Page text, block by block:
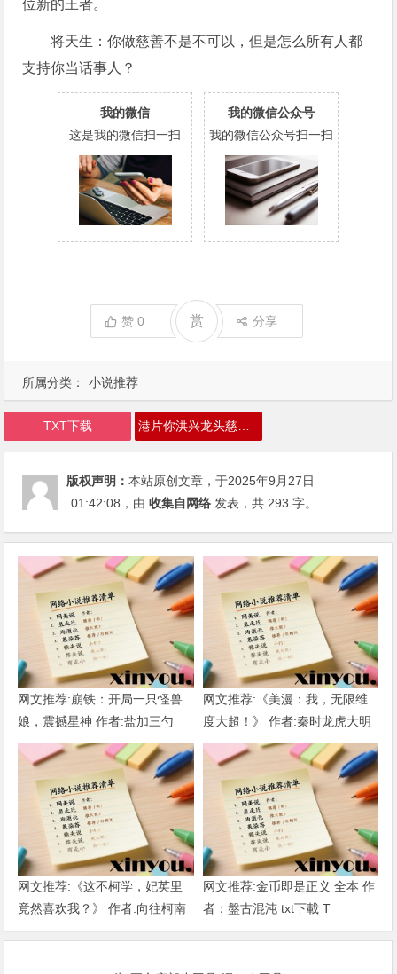
所属分类： 小说推荐
位新的王者。
将天生：你做慈善不是不可以，但是怎么所有人都
支持你当话事人？
我的微信
这是我的微信扫一扫
我的微信公众号
我的微信公众号扫一扫
赞0 赏 分享
TXT下载 港片你洪兴龙头慈善大亨什么鬼章下载
版权声明：本站原创文章，于2025年9月27日
01:42:08 ，由收集自网络 发表，共 293 字。
网文推荐:崩铁：开局一只怪兽
娘，震撼星神 作者:盐加三勺
（1-218）TXT下载
网文推荐:《美漫：我，无限维
度大超！》 作者:秦时龙虎大明
1-802章 TXT下载
网文推荐:《这不柯学，妃英里
竟然喜欢我？》 作者:向往柯南
1-189章 TXT下载
网文推荐:金币即是正义 全本 作
者：盤古混沌 txt下載 T